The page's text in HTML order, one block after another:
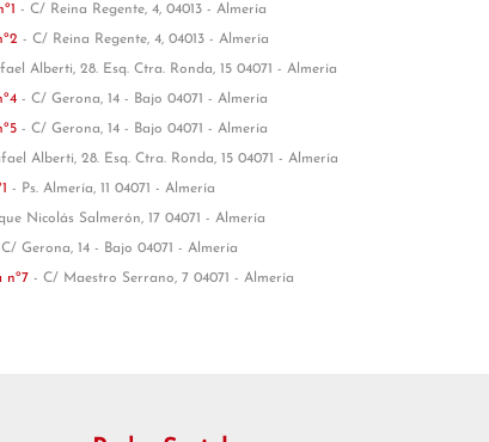
- C/ Reina Regente, 4, 04013 - Almería
- C/ Reina Regente, 4, 04013 - Almería
Alberti, 28. Esq. Ctra. Ronda, 15 04071 - Almería
- C/ Gerona, 14 - Bajo 04071 - Almería
- C/ Gerona, 14 - Bajo 04071 - Almería
Alberti, 28. Esq. Ctra. Ronda, 15 04071 - Almería
- Ps. Almería, 11 04071 - Almería
Nicolás Salmerón, 17 04071 - Almería
Gerona, 14 - Bajo 04071 - Almería
nº7 - C/ Maestro Serrano, 7 04071 - Almería